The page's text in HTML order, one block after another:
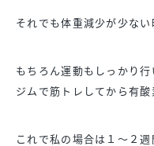
それでも体重減少が少ない
もちろん運動もしっかり行
ジムで筋トレしてから有
これで私の場合は１〜２週